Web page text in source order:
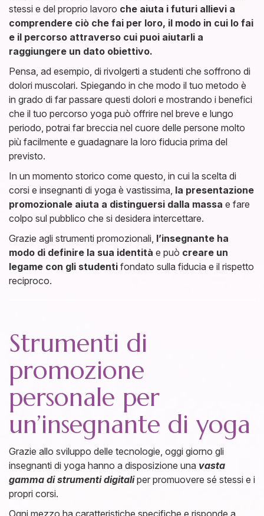
stessi e del proprio lavoro che aiuta i futuri allievi a
comprendere ciò che fai per loro, il modo in cui lo fai
e il percorso attraverso cui puoi aiutarli a
raggiungere un dato obiettivo.
Pensa, ad esempio, di rivolgerti a studenti che soffrono di
dolori muscolari. Spiegando in che modo il tuo metodo è
in grado di far passare questi dolori e mostrando i benefici
che il tuo percorso yoga può offrire nel breve e lungo
periodo, potrai far breccia nel cuore delle persone molto
più facilmente e guadagnare la loro fiducia prima del
previsto.
In un momento storico come questo, in cui la scelta di
corsi e insegnanti di yoga è vastissima, la presentazione
promozionale aiuta a distinguersi dalla massa e fare
colpo sul pubblico che si desidera intercettare.
Grazie agli strumenti promozionali, l’insegnante ha
modo di definire la sua identità e può creare un
legame con gli studenti fondato sulla fiducia e il rispetto
reciproco.
Strumenti di
promozione
personale per
un’insegnante di yoga
Grazie allo sviluppo delle tecnologie, oggi giorno gli
insegnanti di yoga hanno a disposizione una vasta
gamma di strumenti digitaliper promuovere sé stessi e i
propri corsi.
Ogni mezzo ha caratteristiche specifiche e risponde a